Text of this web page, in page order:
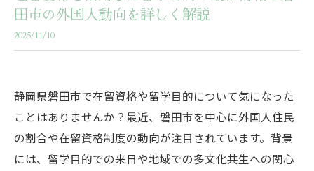
田市の外国人動向を詳しく解説
2025/11/10
静岡県磐田市で在留資格や留学目的について気になった
ことはありませんか？最近、磐田市を中心に外国人住民
の割合や在留資格制度の動向が注目されています。背景
には、留学目的での来日や地域での多文化共生への関心